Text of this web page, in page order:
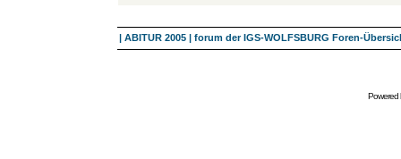
| ABITUR 2005 | forum der IGS-WOLFSBURG Foren-
Powered